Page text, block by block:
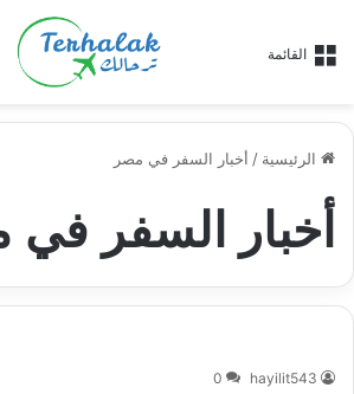
القائمة
الرئيسية / أخبار السفر في مصر
أخبار السفر في
hayilit543
0